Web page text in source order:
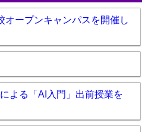
オープンキャンパスを開催し
よる「AI入門」出前授業を